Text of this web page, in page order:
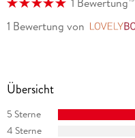
1 Bewertung von
Übersicht
5 Sterne
4 Sterne